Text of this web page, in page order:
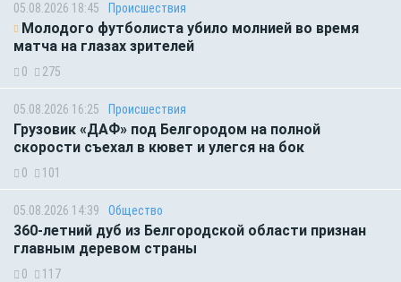
05.08.2026 18:45 Происшествия
Молодого футболиста убило молнией во время
матча на глазах зрителей
0 275
05.08.2026 16:25 Происшествия
Грузовик «ДАФ» под Белгородом на полной
скорости съехал в кювет и улегся на бок
0 101
05.08.2026 14:39 Общество
360-летний дуб из Белгородской области признан
главным деревом страны
0 117